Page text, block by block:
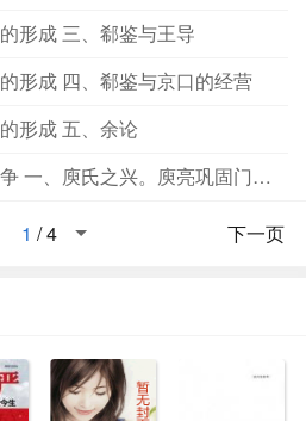
形成 三、郗鉴与王导
形成 四、郗鉴与京口的经营
形成 五、余论
庾氏之兴和庾、王江州之争 一、庾氏之兴。庾亮巩固门阀政治
下一页
1 /4